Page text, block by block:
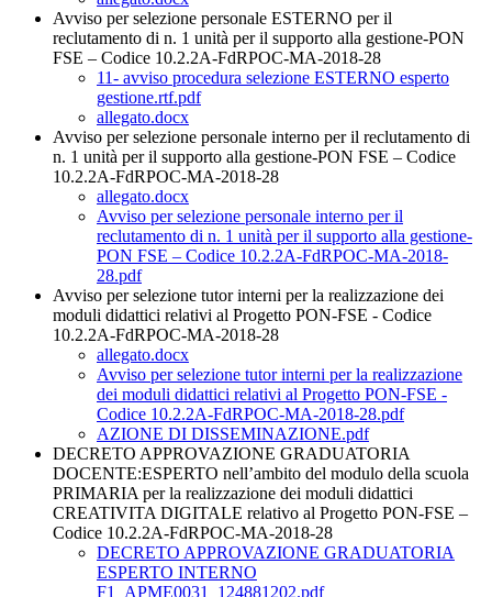
Avviso per selezione personale ESTERNO per il
reclutamento di n. 1 unità per il supporto alla gestione-PON
FSE – Codice 10.2.2A-FdRPOC-MA-2018-28
11- avviso procedura selezione ESTERNO esperto
gestione.rtf.pdf
allegato.docx
Avviso per selezione personale interno per il reclutamento di
n. 1 unità per il supporto alla gestione-PON FSE – Codice
10.2.2A-FdRPOC-MA-2018-28
allegato.docx
Avviso per selezione personale interno per il
reclutamento di n. 1 unità per il supporto alla gestione-
PON FSE – Codice 10.2.2A-FdRPOC-MA-2018-
28.pdf
Avviso per selezione tutor interni per la realizzazione dei
moduli didattici relativi al Progetto PON-FSE - Codice
10.2.2A-FdRPOC-MA-2018-28
allegato.docx
Avviso per selezione tutor interni per la realizzazione
dei moduli didattici relativi al Progetto PON-FSE -
Codice 10.2.2A-FdRPOC-MA-2018-28.pdf
AZIONE DI DISSEMINAZIONE.pdf
DECRETO APPROVAZIONE GRADUATORIA
DOCENTE:ESPERTO nell’ambito del modulo della scuola
PRIMARIA per la realizzazione dei moduli didattici
CREATIVITA DIGITALE relativo al Progetto PON-FSE –
Codice 10.2.2A-FdRPOC-MA-2018-28
DECRETO APPROVAZIONE GRADUATORIA
ESPERTO INTERNO
F1_APME0031_124881202.pdf